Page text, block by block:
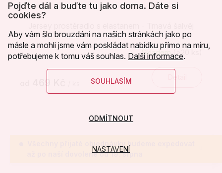
Pojďte dál a buďte tu jako doma. Dáte si
cookies?
Aby vám šlo brouzdání na našich stránkách jako po
másle a mohli jsme vám poskládat nabídku přímo na míru,
potřebujeme k tomu váš souhlas. Další informace.
SOUHLASÍM
NASTAVENÍ
ODMÍTNOUT
Všechny přijaté objednávky budeme expedovat
až po naší dovolené od 19. srpna
Skladem(>20 ks)